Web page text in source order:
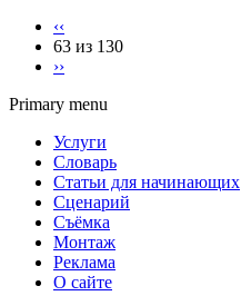
‹‹
63 из 130
››
Primary menu
Услуги
Словарь
Статьи для начинающих
Сценарий
Съёмка
Монтаж
Реклама
О сайте